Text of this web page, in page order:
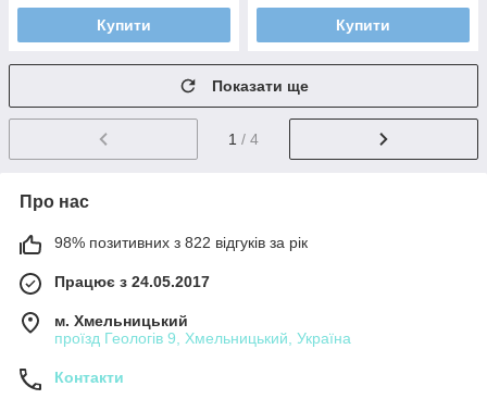
Купити Купити
Показати ще
1 / 4
Про нас
98% позитивних з 822 відгуків за рік
Працює з 24.05.2017
м. Хмельницький
проїзд Геологів 9, Хмельницький, Україна
Контакти